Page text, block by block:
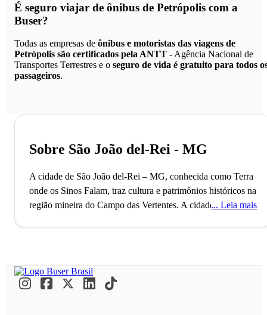
É seguro viajar de ônibus de Petrópolis com a
Buser?
Todas as empresas de ônibus e motoristas das viagens de
Petrópolis são certificados pela ANTT - Agência Nacional de
Transportes Terrestres e o seguro de vida é gratuito para todos
passageiros.
Sobre São João del-Rei - MG
A cidade de São João del-Rei – MG, conhecida como Terra
onde os Sinos Falam, traz cultura e patrimônios históricos na
região mineira do Campo das Vertentes. A cidade de São
ano de 1838 e sedia a Universidade Federal de São João
del-Rei e o Centro Universitário Presidente Tancredo Neves.
Leia mais